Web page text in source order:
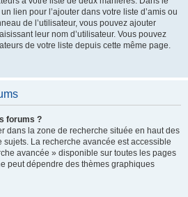
lien pour l’ajouter dans votre liste d’amis ou
de l’utilisateur, vous pouvez ajouter
leur nom d’utilisateur. Vous pouvez
de votre liste depuis cette même page.
forums ?
dans la zone de recherche située en haut des
sujets. La recherche avancée est accessible
avancée » disponible sur toutes les pages
peut dépendre des thèmes graphiques